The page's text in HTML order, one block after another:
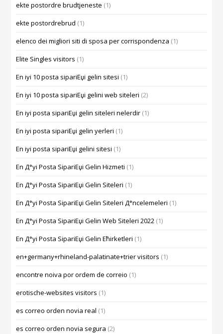
ekte postordre brudtjeneste (1)
ekte postordrebrud (1)
elenco dei migliori siti di sposa per corrispondenza (1)
Elite Singles visitors (1)
En iyi 10 posta sipariЕџi gelin sitesi (1)
En iyi 10 posta sipariЕџi gelini web siteleri (2)
En iyi posta sipariЕџi gelin siteleri nelerdir (1)
En iyi posta sipariЕџi gelin yerleri (1)
En iyi posta sipariЕџi gelini sitesi (1)
En Д°yi Posta SipariЕџi Gelin Hizmeti (1)
En Д°yi Posta SipariЕџi Gelin Siteleri (1)
En Д°yi Posta SipariЕџi Gelin Siteleri Д°ncelemeleri (1)
En Д°yi Posta SipariЕџi Gelin Web Siteleri 2022 (1)
En Д°yi Posta SipariЕџi Gelin Ећirketleri (1)
en+germany+rhineland-palatinate+trier visitors (1)
encontre noiva por ordem de correio (1)
erotische-websites visitors (1)
es correo orden novia real (1)
es correo orden novia segura (2)